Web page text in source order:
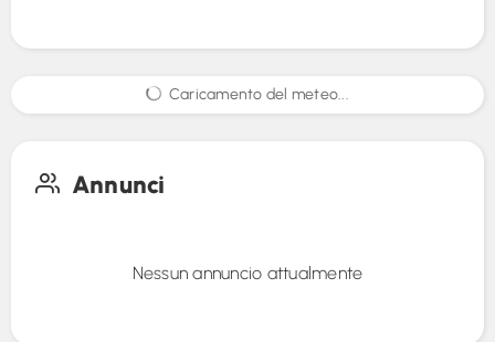
Caricamento del meteo...
Annunci
Nessun annuncio attualmente